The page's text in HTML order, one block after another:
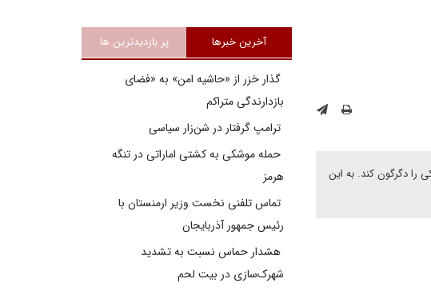
را دگرگون کند. به این
آخرین خبرها پر بازدیدترین ها
گذار خزر از «حاشیه امن» به «فضای
بازدارندگی متراکم
ترامپ گرفتار در شن‌زار سیاسی
حمله موشکی به کشتی اماراتی در تنگه
هرمز
تماس تلفنی نخست وزیر ارمنستان با
رئیس جمهور آذربایجان
هشدار حماس نسبت به تشدید
شهرک‌سازی در بیت‌ لحم